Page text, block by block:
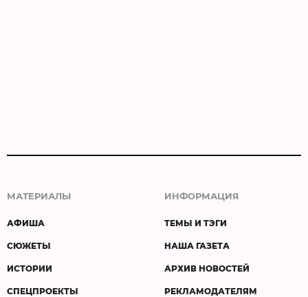
МАТЕРИАЛЫ
АФИША
СЮЖЕТЫ
ИСТОРИИ
СПЕЦПРОЕКТЫ
ИНФОРМАЦИЯ
ТЕМЫ И ТЭГИ
НАША ГАЗЕТА
АРХИВ НОВОСТЕЙ
РЕКЛАМОДАТЕЛЯМ